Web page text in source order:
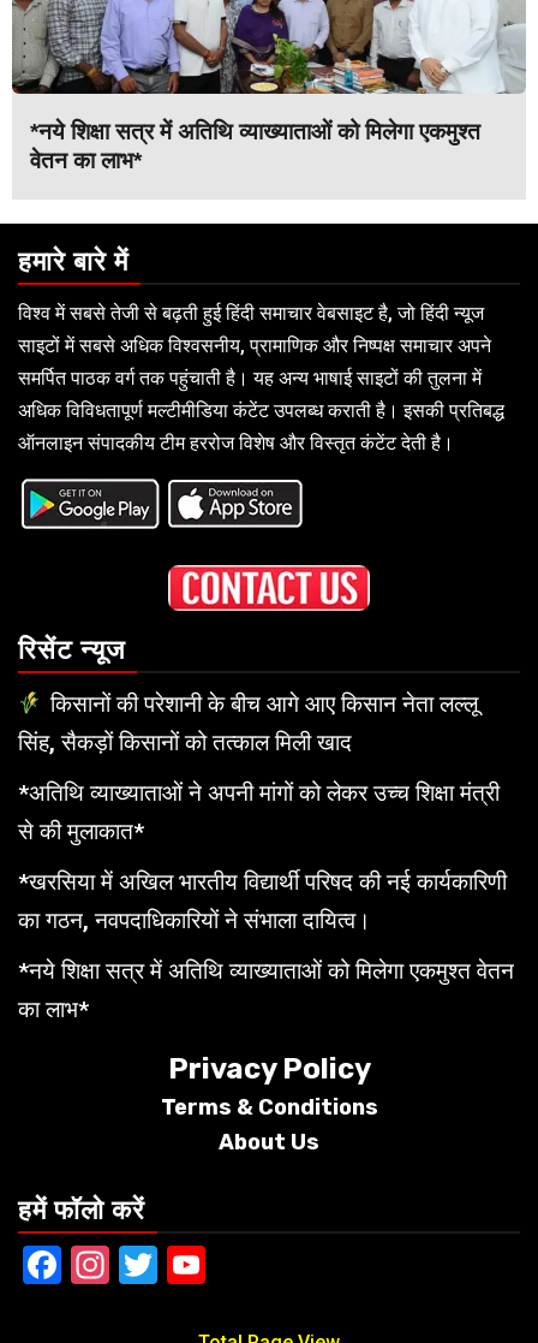
*नये शिक्षा सत्र में अतिथि व्याख्याताओं को मिलेगा एकमुश्त
वेतन का लाभ*
हमारे बारे में
विश्व में सबसे तेजी से बढ़ती हुई हिंदी समाचार वेबसाइट है, जो हिंदी न्यूज
साइटों में सबसे अधिक विश्वसनीय, प्रामाणिक और निष्पक्ष समाचार अपने
समर्पित पाठक वर्ग तक पहुंचाती है। यह अन्य भाषाई साइटों की तुलना में
अधिक विविधतापूर्ण मल्टीमीडिया कंटेंट उपलब्ध कराती है। इसकी प्रतिबद्ध
ऑनलाइन संपादकीय टीम हररोज विशेष और विस्तृत कंटेंट देती है।
रिसेंट न्यूज
किसानों की परेशानी के बीच आगे आए किसान नेता लल्लू
सिंह, सैकड़ों किसानों को तत्काल मिली खाद
*अतिथि व्याख्याताओं ने अपनी मांगों को लेकर उच्च शिक्षा मंत्री
से की मुलाकात*
*खरसिया में अखिल भारतीय विद्यार्थी परिषद की नई कार्यकारिणी
का गठन, नवपदाधिकारियों ने संभाला दायित्व।
*नये शिक्षा सत्र में अतिथि व्याख्याताओं को मिलेगा एकमुश्त वेतन
का लाभ*
Privacy Policy
Terms & Conditions
About Us
हमें फॉलो करें
Facebook
Instagram
Twitter